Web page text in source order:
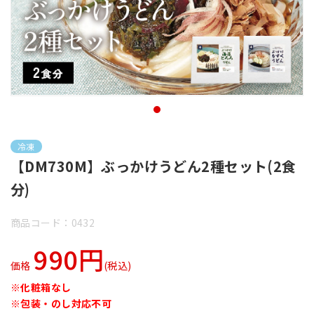
冷凍
【DM730M】ぶっかけうどん2種セット(2食
分)
商品コード：0432
価格 990円(税込)
※化粧箱なし
※包装・のし対応不可